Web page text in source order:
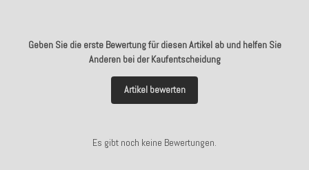
Geben Sie die erste Bewertung für diesen Artikel ab und helfen Sie
Anderen bei der Kaufentscheidung
Artikel bewerten
Es gibt noch keine Bewertungen.